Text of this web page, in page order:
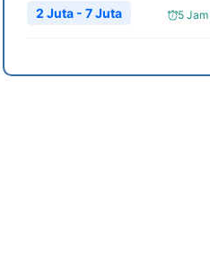
5
2 Juta - 7 Juta